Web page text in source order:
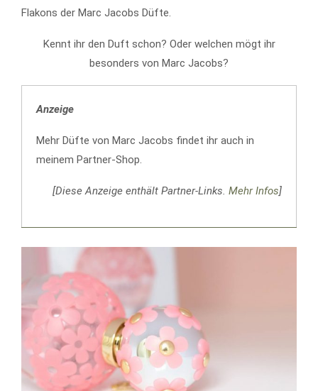
Flakons der Marc Jacobs Düfte.
Kennt ihr den Duft schon? Oder welchen mögt ihr
besonders von Marc Jacobs?
Anzeige
Mehr Düfte von Marc Jacobs findet ihr auch in
meinem Partner-Shop.
[Diese Anzeige enthält Partner-Links. Mehr Infos]